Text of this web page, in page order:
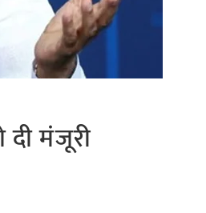
मंजूरी